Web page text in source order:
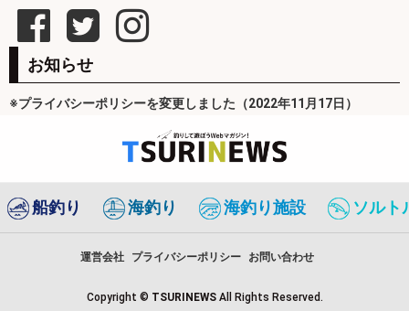
お知らせ
※プライバシーポリシーを変更しました（2022年11月17日）
船釣り 海釣り 海釣り施設 ソルト
運営会社 プライバシーポリシー お問い合わせ
Copyright © TSURINEWS All Rights Reserved.